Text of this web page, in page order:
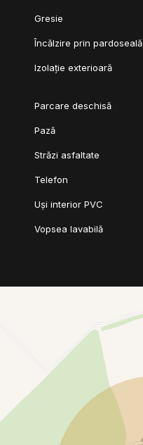
Gresie
Încălzire prin pardoseală
Izolație exterioară
Parcare deschisă
Pază
Străzi asfaltate
Telefon
Uși interior PVC
Vopsea lavabilă